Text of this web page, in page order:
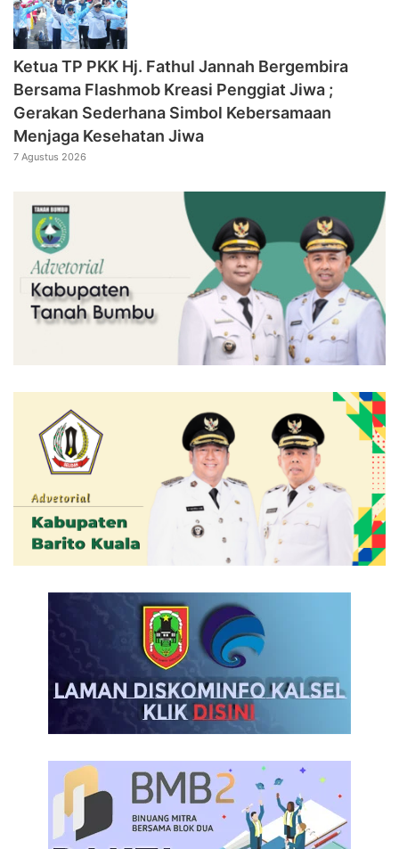
‎Ketua TP PKK Hj. Fathul Jannah Bergembira
Bersama Flashmob Kreasi Penggiat Jiwa ;
Gerakan Sederhana Simbol Kebersamaan
Menjaga Kesehatan Jiwa
7 Agustus 2026